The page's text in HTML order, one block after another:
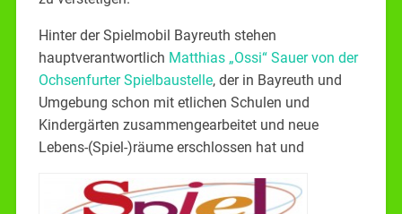
Hinter der Spielmobil Bayreuth stehen
hauptverantwortlich Matthias „Ossi“ Sauer von der
Ochsenfurter Spielbaustelle, der in Bayreuth und
Umgebung schon mit etlichen Schulen und
Kindergärten zusammengearbeitet und neue
Lebens-(Spiel-)räume erschlossen hat und